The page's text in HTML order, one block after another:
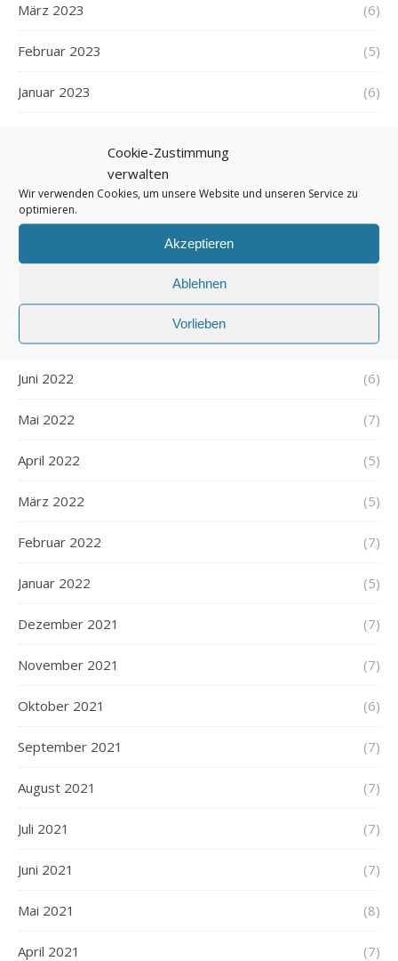
Cookie-Zustimmung
verwalten
Wir verwenden Cookies, um unsere Website und unseren Service zu
optimieren.
Akzeptieren
Ablehnen
Vorlieben
März 2023 (6)
Februar 2023 (5)
Januar 2023 (6)
November 2022
Oktober 2022
September 2022 (5)
Juli 2022 (6)
Juni 2022 (6)
Mai 2022 (7)
April 2022 (5)
März 2022 (5)
Februar 2022 (7)
Januar 2022 (5)
Dezember 2021 (7)
November 2021 (7)
Oktober 2021 (6)
September 2021 (7)
August 2021 (7)
Juli 2021 (7)
Juni 2021 (7)
Mai 2021 (8)
April 2021 (7)